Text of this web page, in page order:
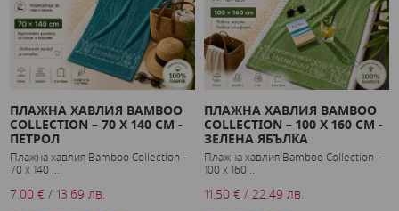
ПЛАЖНА ХАВЛИЯ BAMBOO
COLLECTION – 70 X 140 СМ -
ПЕТРОЛ
Плажна хавлия Bamboo Collection –
70 x 140 ...
7.00 € / 13.69 лв.
ПЛАЖНА ХАВЛИЯ BAMBOO
COLLECTION – 100 X 160 СМ -
ЗЕЛЕНА ЯБЪЛКА
Плажна хавлия Bamboo Collection –
100 x 160 ...
11.50 € / 22.49 лв.